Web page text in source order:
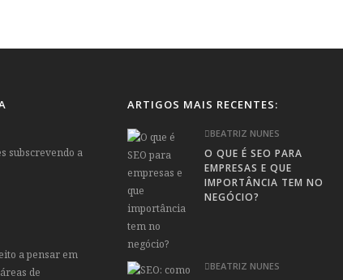
subscrevendo a
a pensar em
de
ARTIGOS MAIS RECENTES:
BEATRIZ NUNES
O QUE É SEO PARA
EMPRESAS E QUE
IMPORTÂNCIA TEM NO
NEGÓCIO?
BEATRIZ NUNES